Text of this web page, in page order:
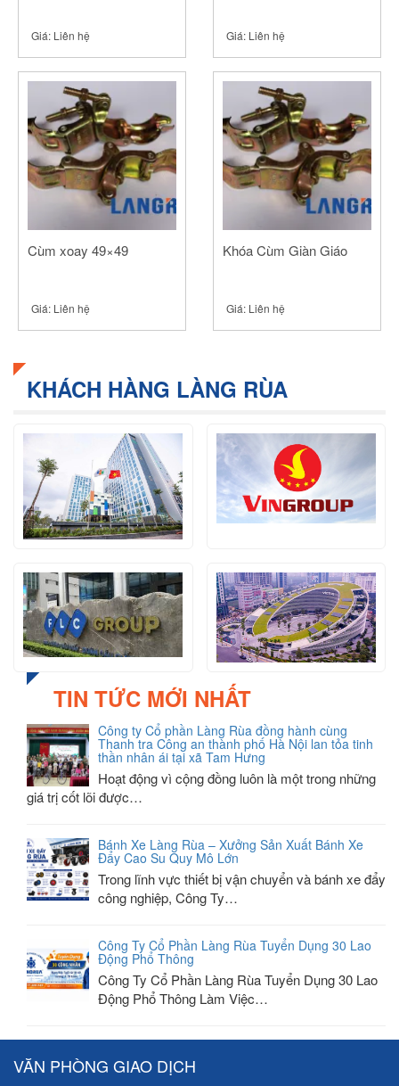
Giá: Liên hệ Giá: Liên hệ
Cùm xoay 49×49
Giá: Liên hệ
Khóa Cùm Giàn Giáo
Giá: Liên hệ
KHÁCH HÀNG LÀNG RÙA
TIN TỨC MỚI NHẤT
Công ty Cổ phần Làng Rùa đồng hành cùng
Thanh tra Công an thành phố Hà Nội lan tỏa tinh
thần nhân ái tại xã Tam Hưng
Hoạt động vì cộng đồng luôn là một trong những
giá trị cốt lõi được…
Bánh Xe Làng Rùa – Xưởng Sản Xuất Bánh Xe
Đẩy Cao Su Quy Mô Lớn
Trong lĩnh vực thiết bị vận chuyển và bánh xe đẩy
công nghiệp, Công Ty…
Công Ty Cổ Phần Làng Rùa Tuyển Dụng 30 Lao
Động Phổ Thông
Công Ty Cổ Phần Làng Rùa Tuyển Dụng 30 Lao
Động Phổ Thông Làm Việc…
VĂN PHÒNG GIAO DỊCH